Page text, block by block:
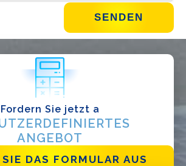
Fordern Sie jetzt a
ANGEBOT
DAS FORMULAR AUS
EPC
Verteiler
Andere